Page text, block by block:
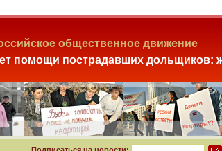
общественное движение
помощи пострадавших дольщиков: